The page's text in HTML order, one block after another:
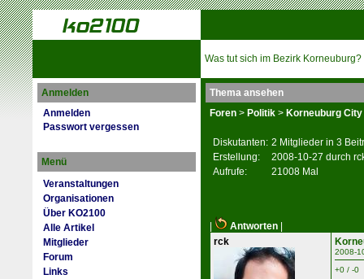
Was tut sich im Bezirk Korneuburg?
Anmelden
Anmelden
Passwort vergessen
Menü
Veranstaltungen
Organisationen
Über KO2100
Alle Artikel
Mitglieder
Forum
Links
Thema ansehen
Foren > Politik > Korneuburg
Diskutanten: 2 Mitglieder in 3
Erstellung:
2008-10-27 durch
Aufrufe:
21008 Mal
Antworten
rck
2008-
+0 / -0